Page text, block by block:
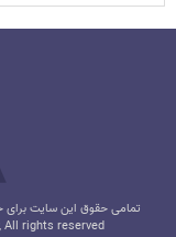
تمامی حقوق این سایت برای
All rights reserved